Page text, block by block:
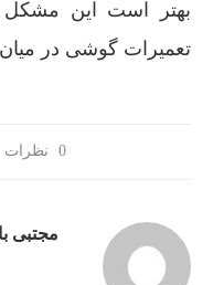
بهتر است این مشکل
تعمیرات گوشی در میان
0 نظرات
مجتبی